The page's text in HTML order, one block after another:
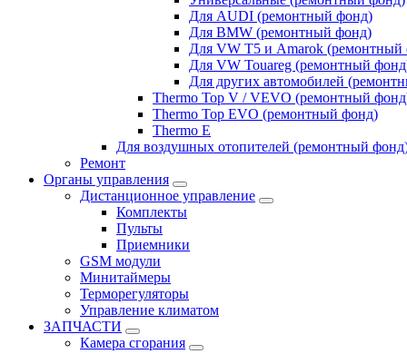
Для AUDI (ремонтный фонд)
Для BMW (ремонтный фонд)
Для VW T5 и Amarok (ремонтный
Для VW Touareg (ремонтный
Для других автомобилей
Thermo Top V / VEVO (ремонтный
Thermo Top EVO (ремонтный фонд)
Thermo E
Для воздушных отопителей (ремонтный
Ремонт
Органы управления
Дистанционное управление
Комплекты
Пульты
Приемники
GSM модули
Минитаймеры
Терморегуляторы
Управление климатом
ЗАПЧАСТИ
Камера сгорания